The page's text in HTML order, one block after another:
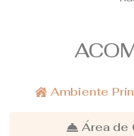
Ambiente
Área de